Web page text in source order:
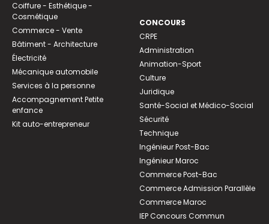
Coiffure - Esthétique -
Cosmétique
Commerce - Vente
Bâtiment - Architecture
Électricité
Mécanique automobile
Services à la personne
Accompagnement Petite
enfance
Kit auto-entrepreneur
CONCOURS
CRPE
Administration
Animation-Sport
Culture
Juridique
Santé-Social et Médico-Social
Sécurité
Technique
Ingénieur Post-Bac
Ingénieur Maroc
Commerce Post-Bac
Commerce Admission Parallèle
Commerce Maroc
IEP Concours Commun